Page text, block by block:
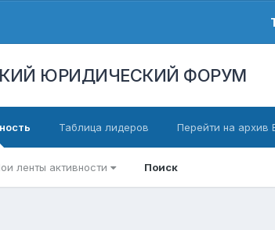
ЮРИДИЧЕСКИЙ ФОРУМ
ленты активности Поиск
Таблица лидеров Перейти на архив